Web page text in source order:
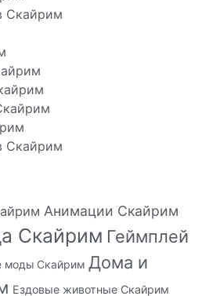
Скайрим
Скайрим
Анимации Скайрим
Скайрим Геймплей
моды Скайрим Дома и
Ездовые животные Скайрим